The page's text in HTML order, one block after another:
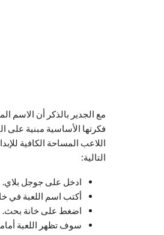
مع الجدير بالذكر أن الاسم
فكرتها الأساسية مبنية على
اللاعب المساحة الكافية
التالية:
ادخل على جوجل بلاي.
أكتب اسم اللعبة في
اضغط على خانة بحث.
سوف تظهر اللعبة